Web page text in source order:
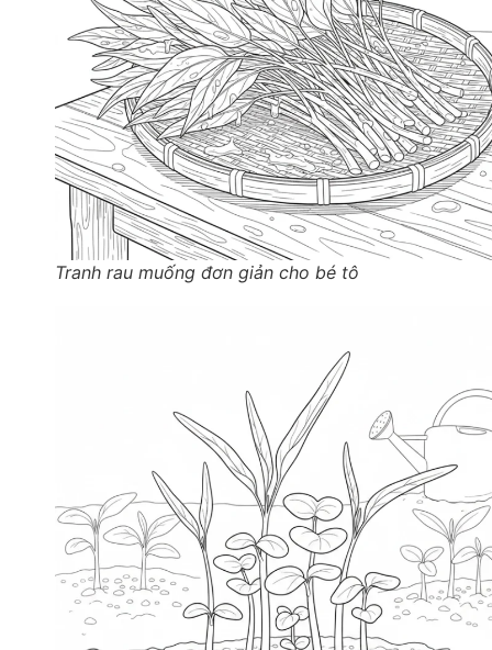
Tranh rau muống đơn giản cho bé tô